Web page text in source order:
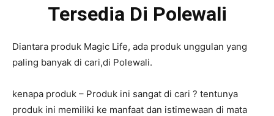
Tersedia Di Polewali
Diantara produk Magic Life, ada produk unggulan yang
paling banyak di cari,di Polewali.
kenapa produk – Produk ini sangat di cari ? tentunya
produk ini memiliki ke manfaat dan istimewaan di mata